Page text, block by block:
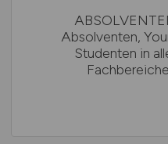
Absolventen,
Studenten in